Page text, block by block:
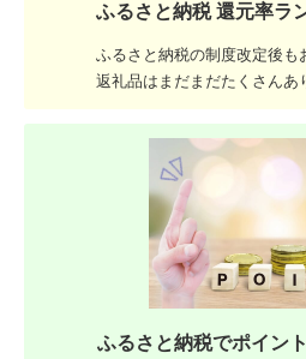
ふるさと納税 還元率ラ
ふるさと納税の制度改定後も
返礼品はまだまだたくさんあ
ふるさと納税でポイン